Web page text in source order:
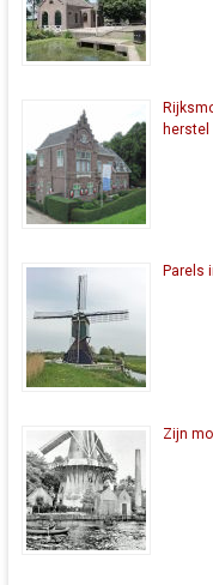
herstel
Parels
Zijn